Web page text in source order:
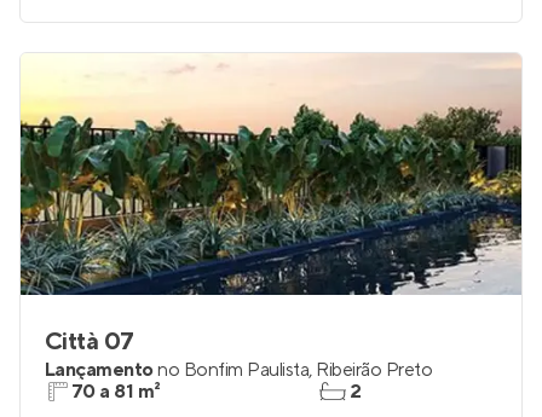
Città 07
Lançamentono Bonfim Paulista, Ribeirão Preto
70 a 81 m²
2